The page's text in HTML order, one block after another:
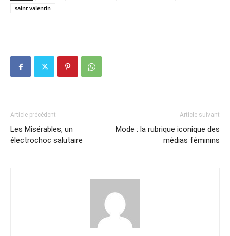
saint valentin
Article précédent
Les Misérables, un
électrochoc salutaire
Article suivant
Mode : la rubrique iconique des
médias féminins